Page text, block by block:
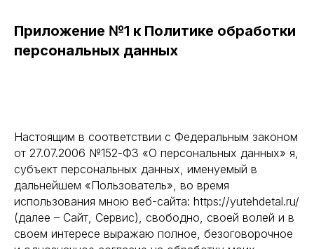
Приложение №1 к Политике обработки
персональных данных
Настоящим в соответствии с Федеральным законом
от 27.07.2006 №152-ФЗ «О персональных данных» я,
субъект персональных данных, именуемый в
дальнейшем «Пользователь», во время
использования мною веб-сайта: https://yutehdetal.ru/
(далее – Сайт, Сервис), свободно, своей волей и в
своем интересе выражаю полное, безоговорочное